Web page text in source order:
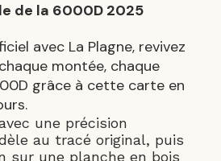
de la 6000D 2025
avec La Plagne, revivez
montée, chaque
grâce à cette carte en
une précision
au tracé original, puis
sur une planche en bois